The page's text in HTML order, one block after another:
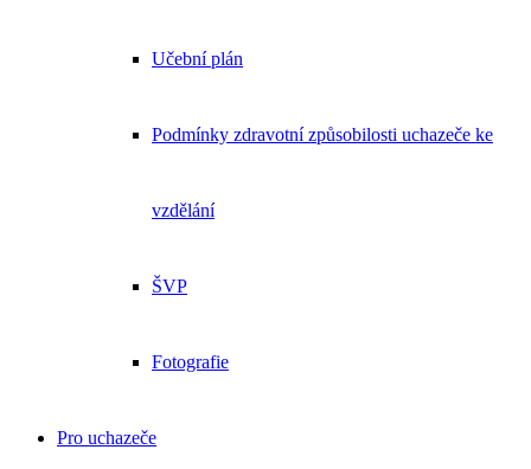
Učební plán
Podmínky zdravotní způsobilosti uchazeče ke
vzdělání
ŠVP
Fotografie
Pro uchazeče